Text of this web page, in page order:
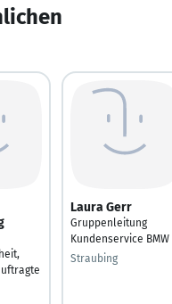
Laura Gerr
Gruppenleitung
Kundenservice BMW
Straubing